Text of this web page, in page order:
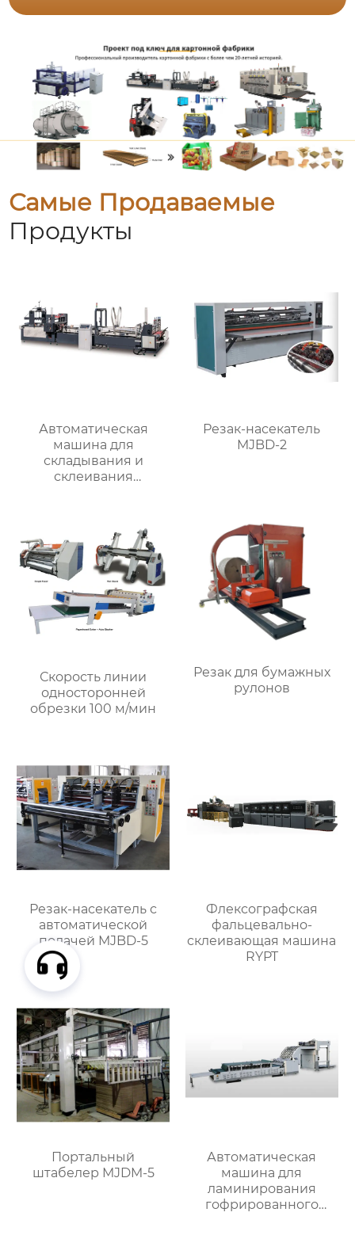
Самые Продаваемые
Продукты
Автоматическая
машина для
складывания и
склеивания
Резак-насекатель
MJBD-2
Скорость линии
односторонней
обрезки 100 м/мин
Резак для бумажных
рулонов
Резак-насекатель с
автоматической
подачей MJBD-5
Флексографская
фальцевально-
склеивающая машина
RYPT
Портальный
штабелер MJDM-5
Автоматическая
машина для
ламинирования
гофрированного